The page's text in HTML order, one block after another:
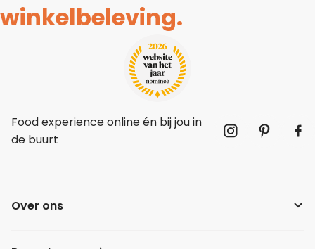
winkelbeleving.
Food experience online én bij jou in
de buurt
Over ons